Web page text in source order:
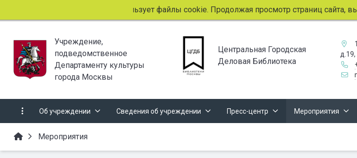
Этот сайт использует файлы cookie. Продолжая просмотр страниц сайта, вы
Учреждение,
подведомственное
Департаменту культуры
города Москвы
Центральная Городская
Деловая Библиотека
д.19,
Об учреждении Сведения об учреждении Пресс-центр Мероприятия
Мероприятия